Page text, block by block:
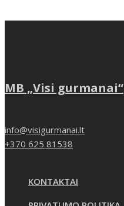
MB „Visi gurmanai“
info@visigurmanai.lt
+370 625 81538
KONTAKTAI